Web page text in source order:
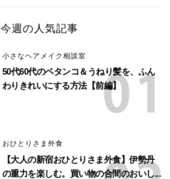
今週の人気記事
小さなヘアメイク相談室
50代60代のペタンコ＆うねり髪を、ふん
わりきれいにする方法【前編】
おひとりさま外食
【大人の新宿おひとりさま外食】伊勢丹
の重力を楽しむ。買い物の合間のおいし...